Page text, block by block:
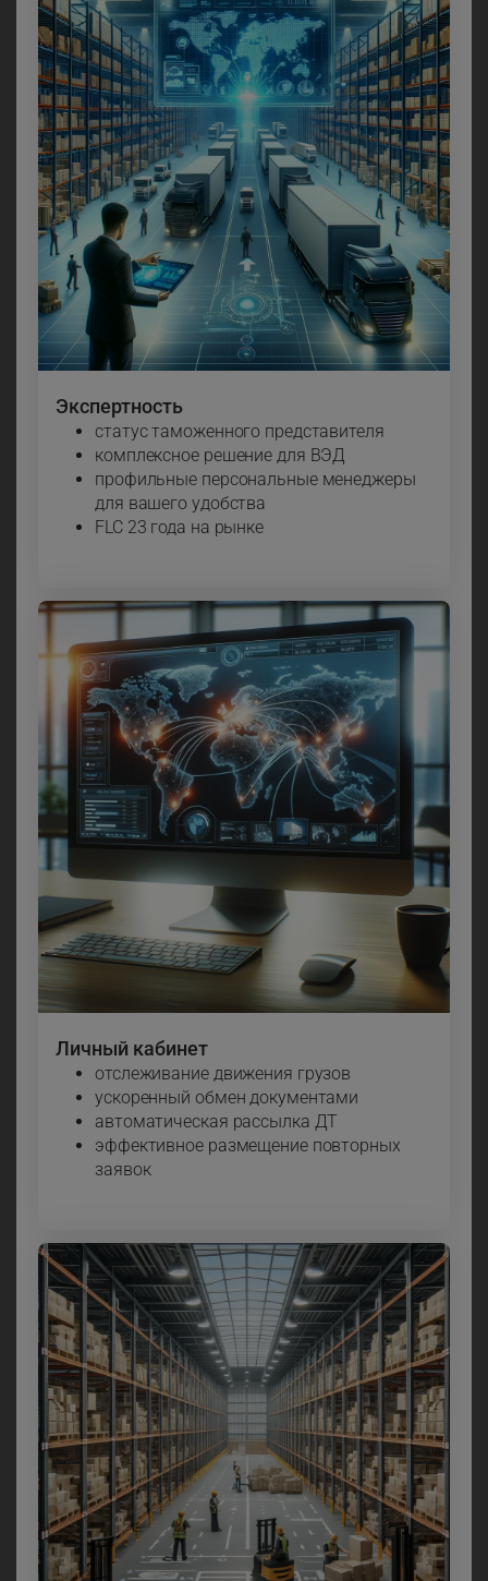
Экспертность
статус таможенного представителя
комплексное решение для ВЭД
профильные персональные менеджеры
для вашего удобства
FLC 23 года на рынке
Личный кабинет
отслеживание движения грузов
ускоренный обмен документами
автоматическая рассылка ДТ
эффективное размещение повторных
заявок